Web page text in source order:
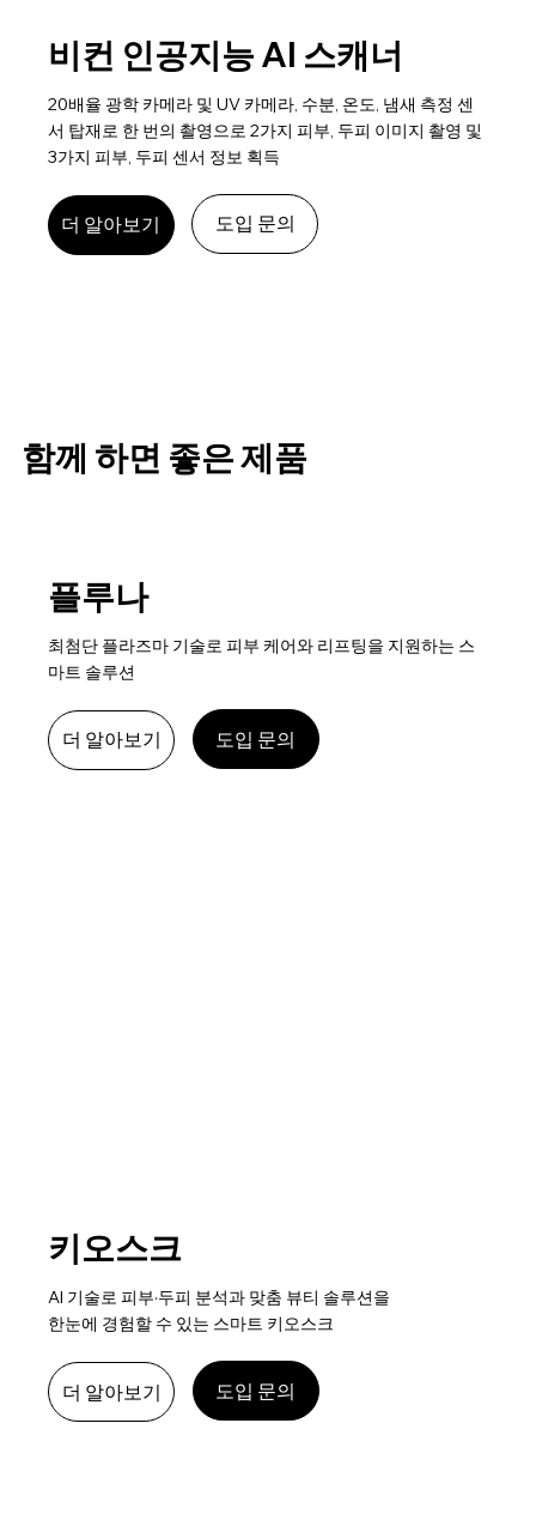
비컨 인공지능 AI 스캐너
20배율 광학 카메라 및 UV 카메라, 수분, 온도, 냄새 측정 센
서 탑재로 한 번의 촬영으로 2가지 피부, 두피 이미지 촬영 및
3가지 피부, 두피 센서 정보 획득
더 알아보기 도입 문의
함께 하면 좋은 제품
​플루나
최첨단 플라즈마 기술로 피부 케어와 리프팅을 지원하는 스
마트 솔루션
도입 문의
더 알아보기
키오스크
AI 기술로 피부·두피 분석과 맞춤 뷰티 솔루션을
한눈에 경험할 수 있는 스마트 키오스크
도입 문의
더 알아보기